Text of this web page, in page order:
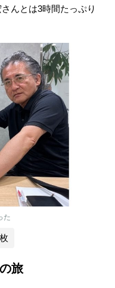
んとは3時間たっぷり
た
旅